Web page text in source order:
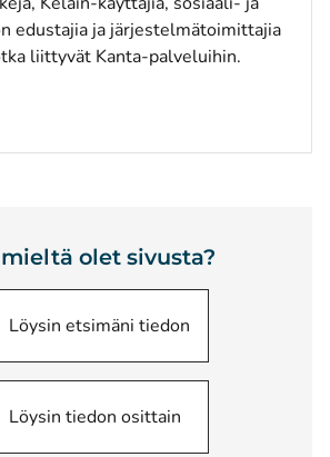
edustajia ja järjestelmätoimittajia
liittyvät Kanta-palveluihin.
olet sivusta?
Löysin etsimäni tiedon
Löysin tiedon osittain